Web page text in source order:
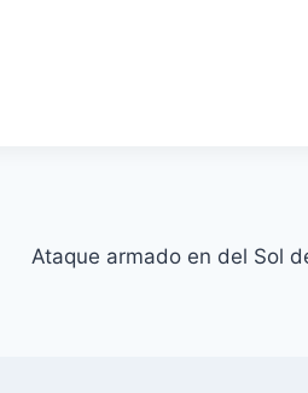
Ataque armado en del Sol